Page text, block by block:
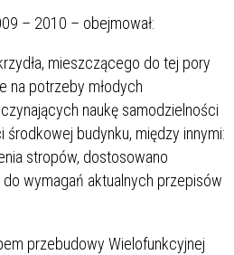
– 2010 – obejmował:
mieszczącego do tej pory
na potrzeby młodych
naukę samodzielności
budynku, między innymi:
stropów, dostosowano
wymagań aktualnych przepisów
przebudowy Wielofunkcyjnej